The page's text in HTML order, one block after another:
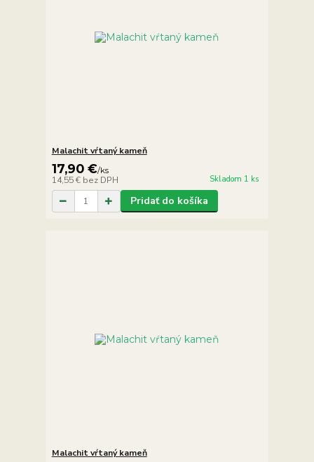
Malachit vŕtaný kameň
17,90 €/ks
14,55 € bez DPH Skladom 1 ks
Pridať do košíka
Malachit vŕtaný kameň